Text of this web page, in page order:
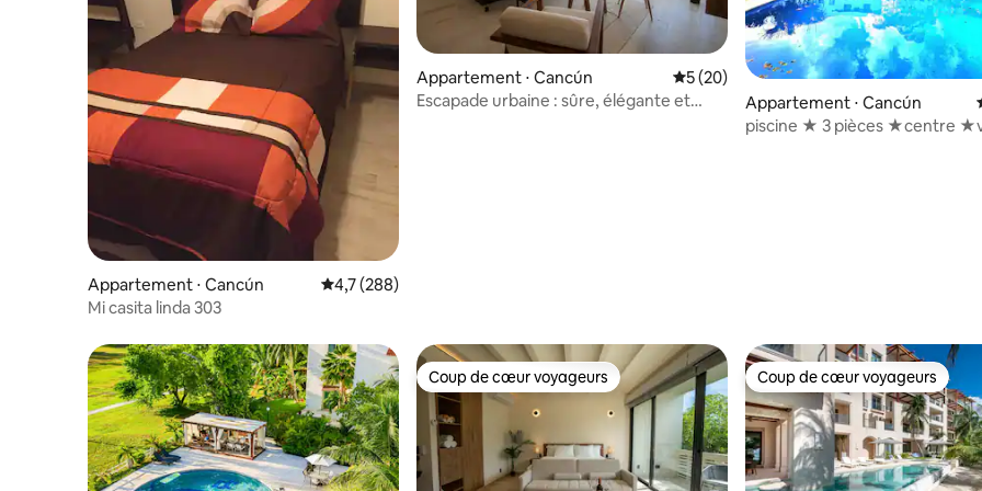
Appartement ⋅ Cancún Évaluation moyenne sur la base de 288 commentaires : 4,7 sur 5
4,7 (288)
Mi casita linda 303
Appartement ⋅ Cancún Évaluation moyenne sur la base de 20
5 (20)
Escapade urbaine : sûre, élégante et
Appartement ⋅ Cancún
piscine ★ 3 pièces ★centre
Coup de cœur voyageurs
Coup de cœur voyageurs Coup de cœur voyageurs
Coup de cœur voyageurs